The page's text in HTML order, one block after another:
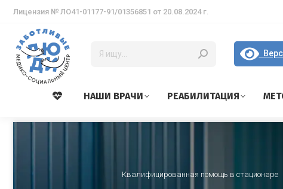
Лицензия № ЛО41-01177-91/01356851 от 20.08.2024 г.
НАШИ ВРАЧИ РЕАБИЛИТАЦИЯ
Квалифицированная помощь в стационаре